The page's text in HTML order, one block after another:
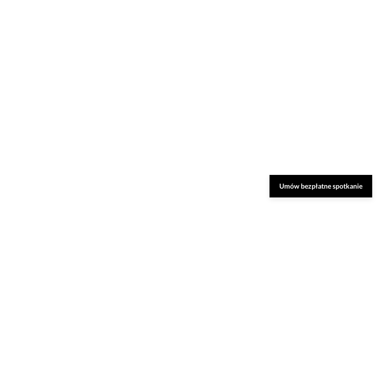
Umów bezpłatne spotkanie